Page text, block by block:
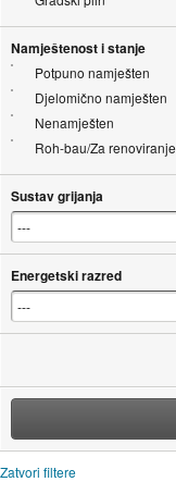
Namještenost i stanje
Potpuno namješten
Djelomično namješten
Nenamješten
Roh-bau/Za renoviranje
Sustav grijanja
Energetski razred
Zatvori filtere